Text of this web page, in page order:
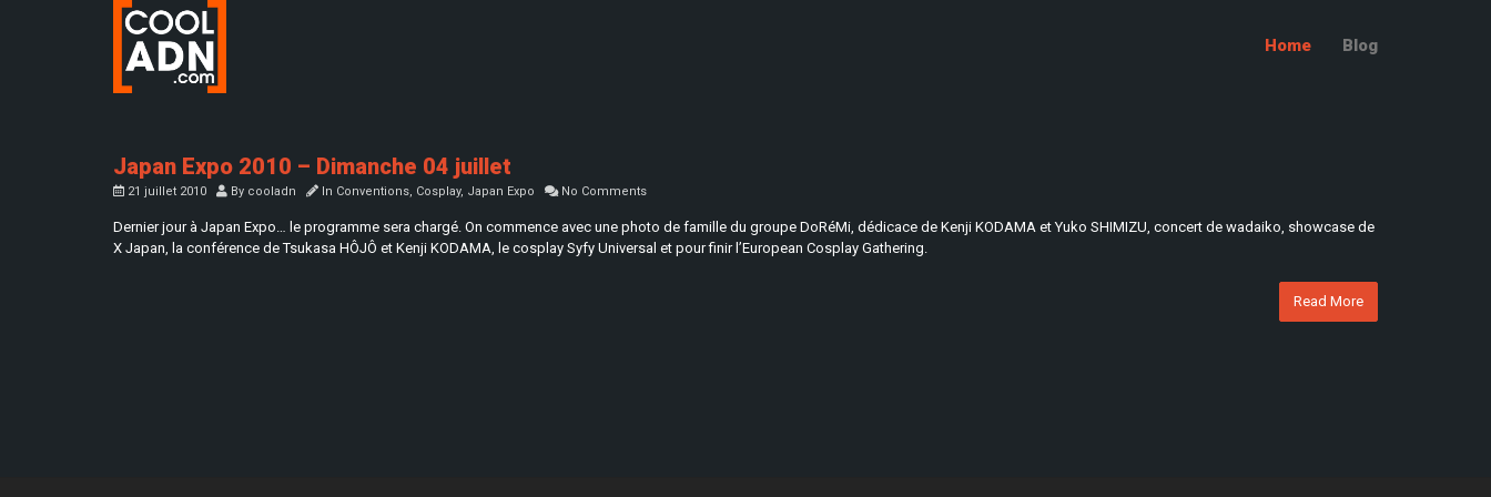
Home Blog
Japan Expo 2010 – Dimanche 04 juillet
21 juillet 2010 By cooladn In Conventions, Cosplay, Japan Expo No Comments
Dernier jour à Japan Expo… le programme sera chargé. On commence avec une photo de famille du groupe DoRéMi, dédicace de Kenji KODAMA et Yuko SHIMIZU, concert de wadaiko, showcase de
X Japan, la conférence de Tsukasa HÔJÔ et Kenji KODAMA, le cosplay Syfy Universal et pour finir l’European Cosplay Gathering.
Read More